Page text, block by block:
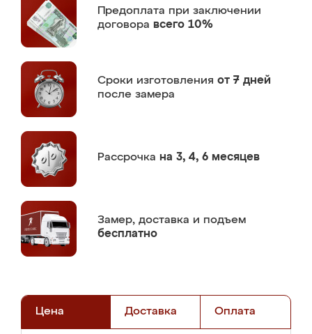
Предоплата при заключении
договора всего 10%
Сроки изготовления от 7 дней
после замера
Рассрочка на 3, 4, 6 месяцев
Замер, доставка и подъем
бесплатно
Цена Доставка Оплата